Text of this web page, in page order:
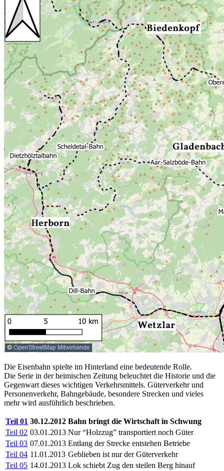
Die Eisenbahn spielte im Hinterland eine bedeutende Rolle.
Die Serie in der heimischen Zeitung beleuchtet die Historie und die
Gegenwart dieses wichtigen Verkehrsmittels. Güterverkehr und
Personenverkehr, Bahngebäude, besondere Strecken und vieles
mehr wird ausführlich beschrieben.
Teil 01 30.12.2012 Bahn bringt die Wirtschaft in Schwung
Teil 02 03.01.2013 Nur “Holzzug” transportiert noch Güter
Teil 03 07.01.2013 Entlang der Strecke entstehen Betriebe
Teil 04 11.01.2013 Geblieben ist nur der Güterverkehr
Teil 05 14.01.2013 Lok schiebt Zug den steilen Berg hinauf